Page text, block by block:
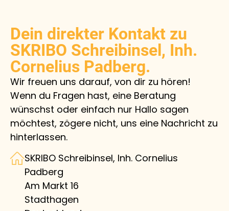
Dein direkter Kontakt zu
SKRIBO Schreibinsel, Inh.
Cornelius Padberg.
Wir freuen uns darauf, von dir zu hören!
Wenn du Fragen hast, eine Beratung
wünschst oder einfach nur Hallo sagen
möchtest, zögere nicht, uns eine Nachricht zu
hinterlassen.
SKRIBO Schreibinsel, Inh. Cornelius
Padberg
Am Markt 16
Stadthagen